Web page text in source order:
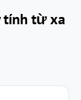
tính từ xa